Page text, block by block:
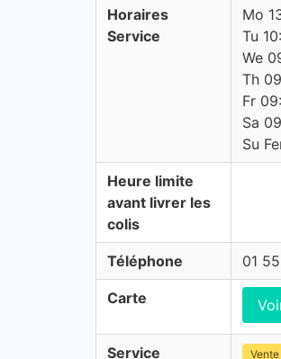
Horaires
Service
Mo
Tu
We
Th
Fr
Sa
Su
Heure limite
avant livrer les
colis
Téléphone 01
Carte
Service